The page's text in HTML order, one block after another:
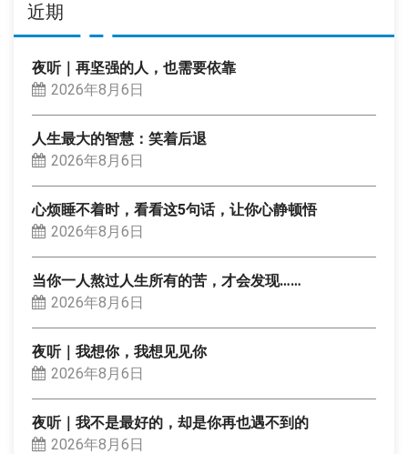
近期
夜听｜再坚强的人，也需要依靠
2026年8月6日
人生最大的智慧：笑着后退
2026年8月6日
心烦睡不着时，看看这5句话，让你心静顿悟
2026年8月6日
当你一人熬过人生所有的苦，才会发现……
2026年8月6日
夜听｜我想你，我想见见你
2026年8月6日
夜听｜我不是最好的，却是你再也遇不到的
2026年8月6日